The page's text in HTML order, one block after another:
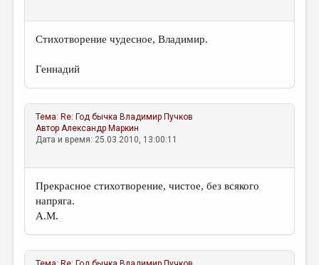
Стихотворение чудесное, Владимир.
Геннадий
Тема: Re: Год бычка Владимир Пучков
АвторАлександр Маркин
Дата и время: 25.03.2010, 13:00:11
Прекрасное стихотворение, чистое, без всякого
напряга.
А.М.